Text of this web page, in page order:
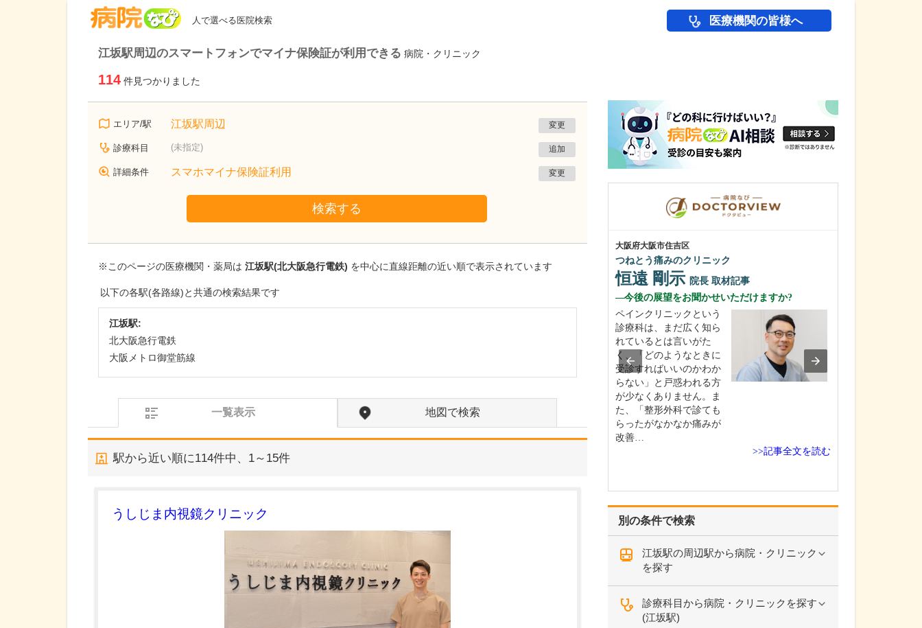
人で選べる医院検索 医療機関の皆様へ
江坂駅周辺のスマートフォンでマイナ保険証が利用できる 病院・クリニック
114 件見つかりました
エリア/駅 江坂駅周辺 変更
診療科目 (未指定) 追加
詳細条件 スマホマイナ保険証利用 変更
検索する
※このページの医療機関・薬局は 江坂駅(北大阪急行電鉄) を中心に直線距離の近い順で表示されています
以下の各駅(各路線)と共通の検索結果です
江坂駅:
北大阪急行電鉄
大阪メトロ御堂筋線
一覧表示 地図で検索
駅から近い順に114件中、 1～15件
うしじま内視鏡クリニック 別の条件で検索
江坂駅の周辺駅から病院・クリニック
を探す
診療科目から病院・クリニックを探す
(江坂駅)
大阪府吹田市
千里北在宅クリニック
か?
や間質性肺炎の末期で大
学病院や基幹病院での治
要とされる患者さんも多
大阪府大阪市住吉区
つねとう痛みのクリニック
恒遠 剛示 院長 取材記事
今後の展望をお聞かせいただけますか?
ペインクリニックという
診療科は、まだ広く知ら
れているとは言いがた
く、「どのようなときに
受診すればいいのかわか
らない」と戸惑われる方
が少なくありません。ま
た、「整形外科で診ても
らったがなかなか痛みが
改善…
>>記事全文を読む